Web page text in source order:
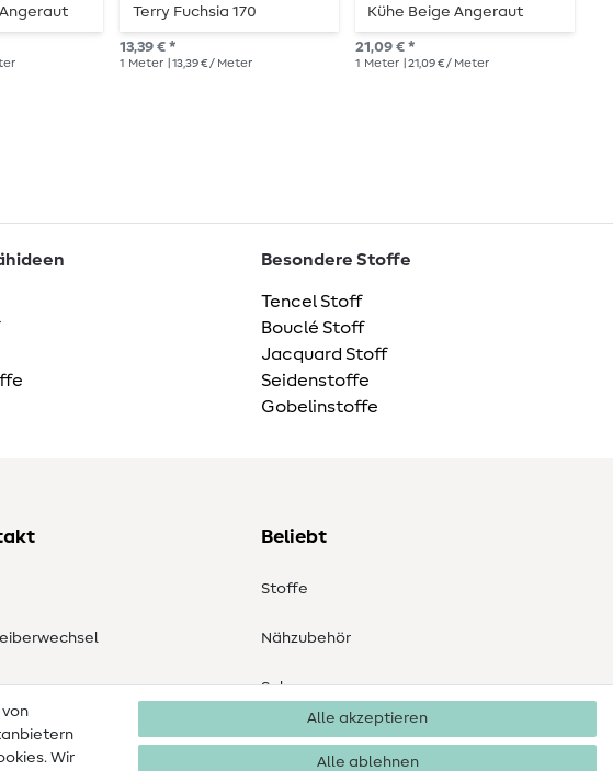
Terry Fuchsia 170
Schlingenstruktur
13,39 € *
1 Meter | 13,39 € / Meter
Kühe Beige Angeraut
21,09 € *
1 Meter | 21,09 € / Meter
Besondere Stoffe
Tencel Stoff
Bouclé Stoff
Jacquard Stoff
Seidenstoffe
Gobelinstoffe
Beliebt
Stoffe
Nähzubehör
Sale
Schnittmuster
Wir
Alle akzeptieren
Alle ablehnen